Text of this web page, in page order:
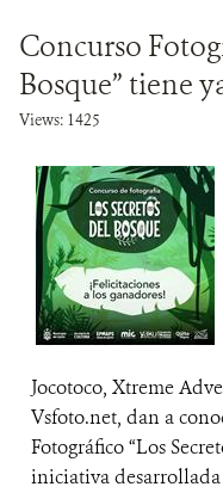
Concurso
Bosque” tiene
Views: 1425
Jocotoco, Xtreme
Vsfoto.net, dan a
Fotográfico “Los
iniciativa